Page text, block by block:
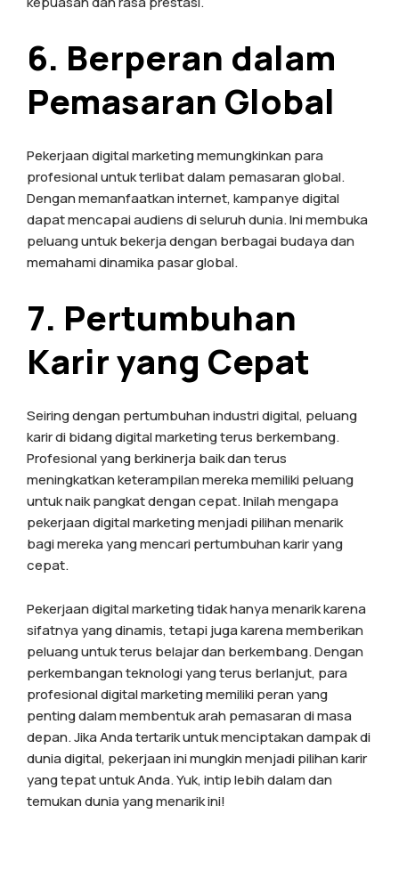
6. Berperan dalam
Pemasaran Global
Pekerjaan digital marketing memungkinkan para
profesional untuk terlibat dalam pemasaran global.
Dengan memanfaatkan internet, kampanye digital
dapat mencapai audiens di seluruh dunia. Ini membuka
peluang untuk bekerja dengan berbagai budaya dan
memahami dinamika pasar global.
7. Pertumbuhan
Karir yang Cepat
Seiring dengan pertumbuhan industri digital, peluang
karir di bidang digital marketing terus berkembang.
Profesional yang berkinerja baik dan terus
meningkatkan keterampilan mereka memiliki peluang
untuk naik pangkat dengan cepat. Inilah mengapa
pekerjaan digital marketing menjadi pilihan menarik
bagi mereka yang mencari pertumbuhan karir yang
cepat.
Pekerjaan digital marketing tidak hanya menarik karena
sifatnya yang dinamis, tetapi juga karena memberikan
peluang untuk terus belajar dan berkembang. Dengan
perkembangan teknologi yang terus berlanjut, para
profesional digital marketing memiliki peran yang
penting dalam membentuk arah pemasaran di masa
depan. Jika Anda tertarik untuk menciptakan dampak di
dunia digital, pekerjaan ini mungkin menjadi pilihan karir
yang tepat untuk Anda. Yuk, intip lebih dalam dan
temukan dunia yang menarik ini!